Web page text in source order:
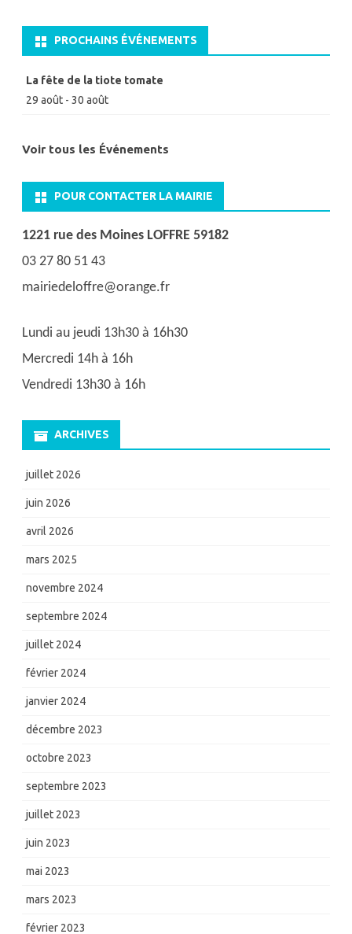
articlesPROCHAINS ÉVÉNEMENTS
La fête de la tiote tomate
29 août - 30 août
Voir tous les Événements
POUR CONTACTER LA MAIRIE
1221 rue des Moines LOFFRE 59182
03 27 80 51 43
mairiedeloffre@orange.fr
Lundi au jeudi 13h30 à 16h30
Mercredi 14h à 16h
Vendredi 13h30 à 16h
ARCHIVES
juillet 2026
juin 2026
avril 2026
mars 2025
novembre 2024
septembre 2024
juillet 2024
février 2024
janvier 2024
décembre 2023
octobre 2023
septembre 2023
juillet 2023
juin 2023
mai 2023
mars 2023
février 2023